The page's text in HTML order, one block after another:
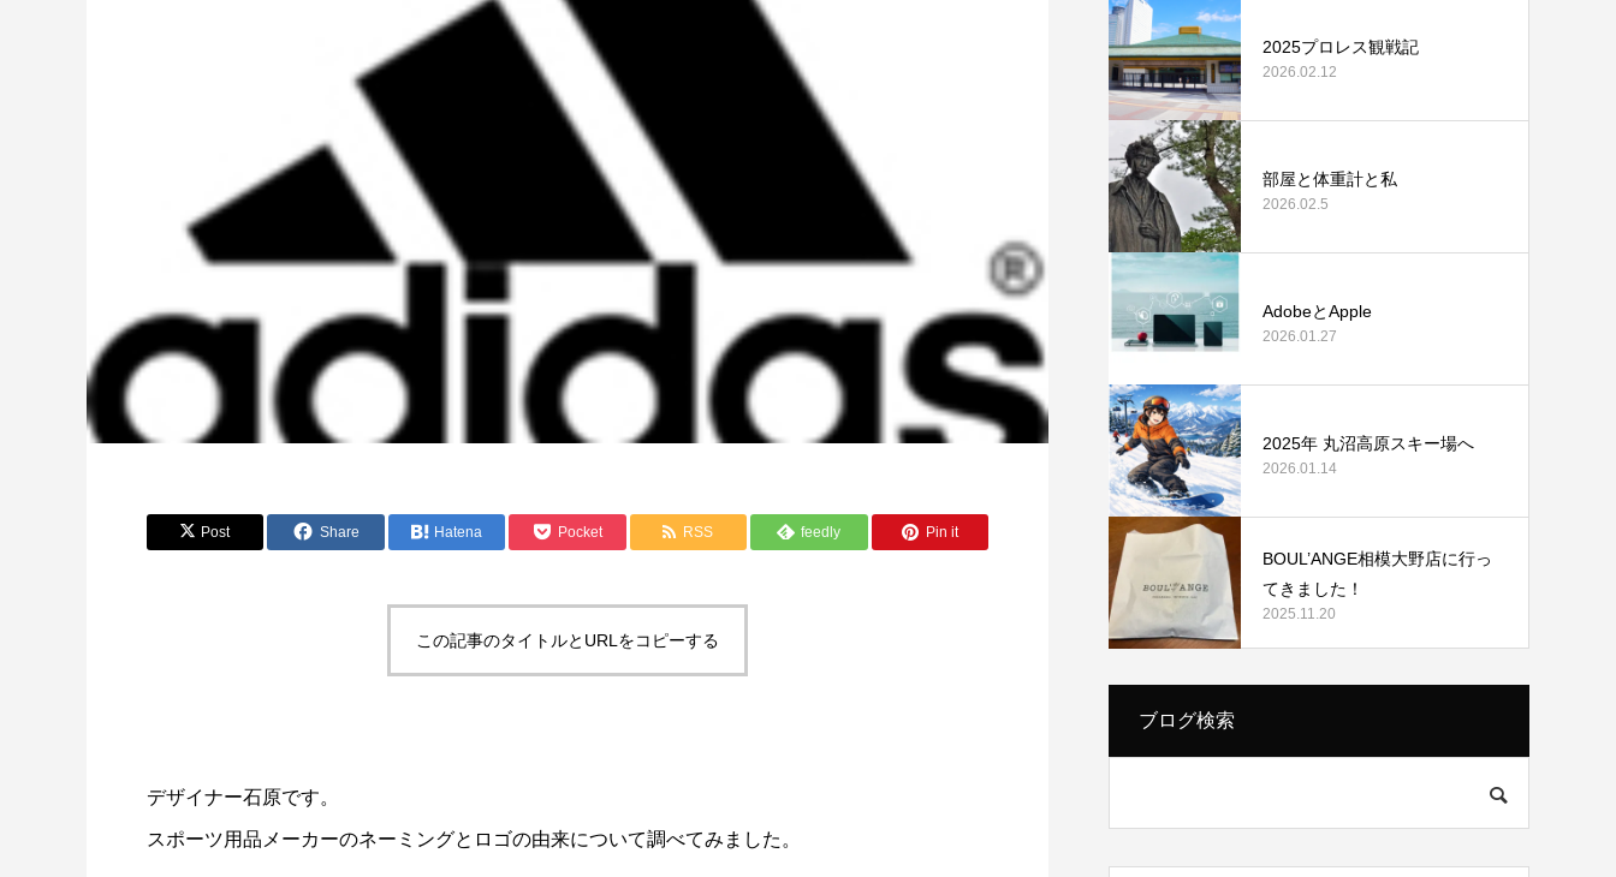
Post Share Hatena Pocket RSS feedly Pin it
この記事のタイトルとURLをコピーする
デザイナー石原です。
スポーツ用品メーカーのネーミングとロゴの由来について調べてみました。
2025プロレス観戦記
2026.02.12
部屋と体重計と私
2026.02.5
AdobeとApple
2026.01.27
2025年 丸沼高原スキー場へ
2026.01.14
BOUL’ANGE相模大野店に行っ
てきました！
2025.11.20
ブログ検索